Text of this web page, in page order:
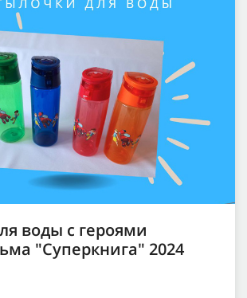
воды с героями
"Суперкнига" 2024